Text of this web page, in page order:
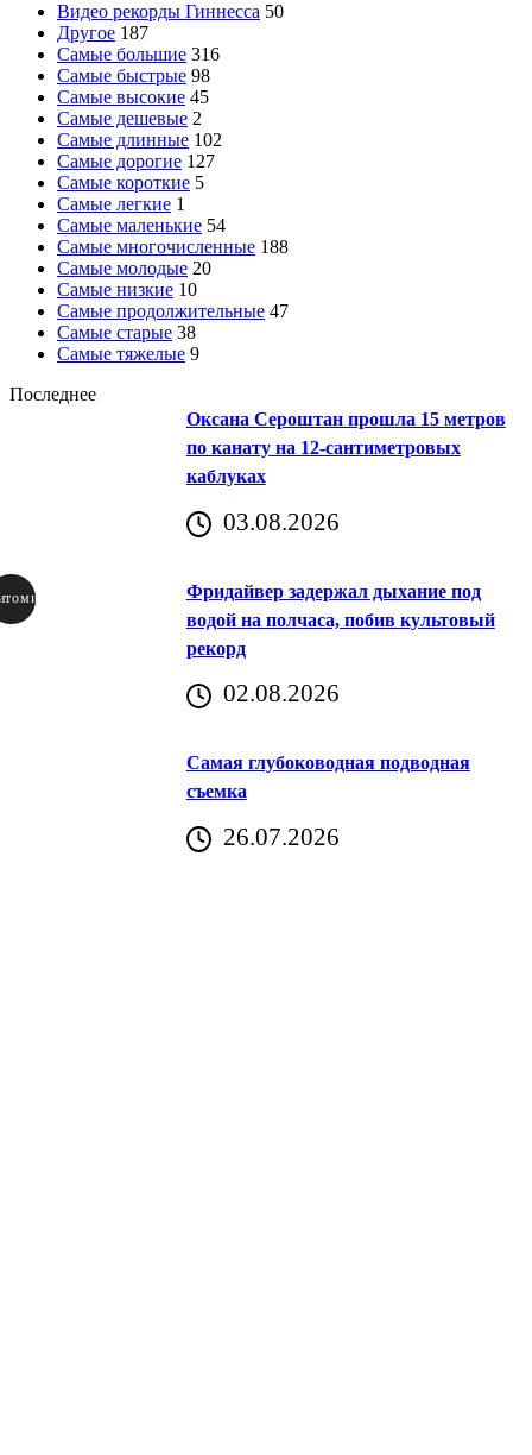
Видео рекорды Гиннесса 50
Другое 187
Самые большие 316
Самые быстрые 98
Самые высокие 45
Самые дешевые 2
Самые длинные 102
Самые дорогие 127
Самые короткие 5
Самые легкие 1
Самые маленькие 54
Самые многочисленные 188
Самые молодые 20
Самые низкие 10
Самые продолжительные 47
Самые старые 38
Самые тяжелые 9
Последнее
Оксана Сероштан прошла 15 метров
по канату на 12-сантиметровых
каблуках
03.08.2026
Фридайвер задержал дыхание под
водой на полчаса, побив культовый
рекорд
02.08.2026
Самая глубоководная подводная
съемка
26.07.2026